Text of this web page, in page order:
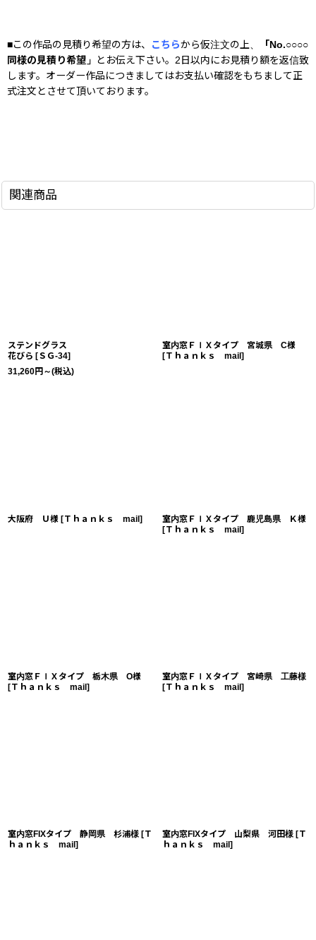
■この作品の見積り希望の方は、 こちらから仮注文の上、
「No.○○○○
同様の見積り希望」 とお伝え下さい。2日以内にお見積り額を返信致
します。オーダー作品につきましてはお支払い確認をもちまして正
式注文とさせて頂いております。
関連商品
ステンドグラス
花びら [ＳＧ-34]
31,260円 ～(税込)
室内窓ＦＩＸタイプ 宮城県 C様
[Ｔｈａｎｋｓ mail ]
大阪府 Ｕ様 [Ｔｈａｎｋｓ mail ]
室内窓ＦＩＸタイプ 鹿児島県 Ｋ様
[Ｔｈａｎｋｓ mail ]
室内窓ＦＩＸタイプ 栃木県 O様
[Ｔｈａｎｋｓ mail ]
室内窓ＦＩＸタイプ 宮崎県 工藤様
[Ｔｈａｎｋｓ mail ]
室内窓FIXタイプ 静岡県 杉浦様 [Ｔ
ｈａｎｋｓ mail ]
室内窓FIXタイプ 山梨県 河田様 [Ｔ
ｈａｎｋｓ mail ]